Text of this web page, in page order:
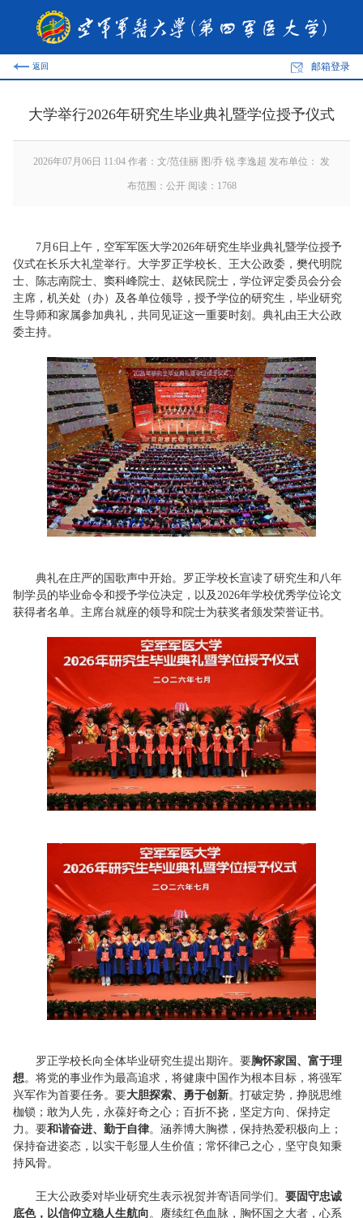
返回 邮箱登录
大学举行2026年研究生毕业典礼暨学位授予仪式
2026年07月06日 11:04 作者：文/范佳丽 图/乔 锐 李逸超 发布单位： 发
布范围：公开 阅读： 1768
7月6日上午，空军军医大学2026年研究生毕业典礼暨学位授予
仪式在长乐大礼堂举行。大学罗正学校长、王大公政委，樊代明院
士、陈志南院士、窦科峰院士、赵铱民院士，学位评定委员会分会
主席，机关处（办）及各单位领导，授予学位的研究生，毕业研究
生导师和家属参加典礼，共同见证这一重要时刻。典礼由王大公政
委主持。
典礼在庄严的国歌声中开始。罗正学校长宣读了研究生和八年
制学员的毕业命令和授予学位决定，以及2026年学校优秀学位论文
获得者名单。主席台就座的领导和院士为获奖者颁发荣誉证书。
罗正学校长向全体毕业研究生提出期许。要胸怀家国、富于理
想 。将党的事业作为最高追求，将健康中国作为根本目标，将强军
兴军作为首要任务。要大胆探索、勇于创新。打破定势，挣脱思维
枷锁；敢为人先，永葆好奇之心；百折不挠，坚定方向、保持定
力。要和谐奋进、勤于自律。涵养博大胸襟，保持热爱积极向上；
保持奋进姿态，以实干彰显人生价值；常怀律己之心，坚守良知秉
持风骨。
王大公政委对毕业研究生表示祝贺并寄语同学们。 要固守忠诚
底色，以信仰立稳人生航向 。赓续红色血脉，胸怀国之大者，心系